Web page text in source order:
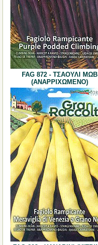
FAG 872 - ΤΣΑΟΥΛΙ ΜΩΒ
(ΑΝΑΡΡΙΧΩΜΕΝΟ)